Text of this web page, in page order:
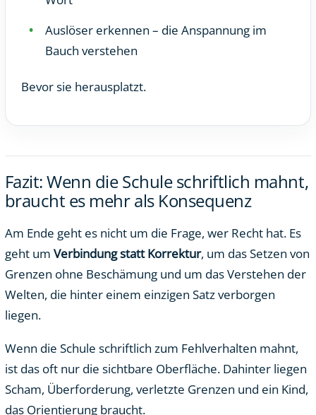
Auslöser erkennen – die Anspannung im
Bauch verstehen
Bevor sie herausplatzt.
Fazit: Wenn die Schule schriftlich mahnt,
braucht es mehr als Konsequenz
Am Ende geht es nicht um die Frage, wer Recht hat. Es
geht um Verbindung statt Korrektur, um das Setzen von
Grenzen ohne Beschämung und um das Verstehen der
Welten, die hinter einem einzigen Satz verborgen
liegen.
Wenn die Schule schriftlich zum Fehlverhalten mahnt,
ist das oft nur die sichtbare Oberfläche. Dahinter liegen
Scham, Überforderung, verletzte Grenzen und ein Kind,
das Orientierung braucht.